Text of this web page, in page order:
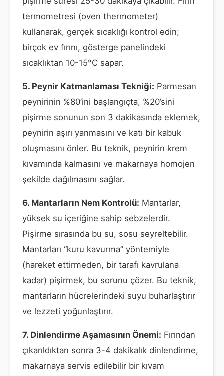
termometresi (oven thermometer)
kullanarak, gerçek sıcaklığı kontrol edin;
birçok ev fırını, gösterge panelindeki
sıcaklıktan 10-15°C sapar.
5. Peynir Katmanlaması Tekniği: Parmesan
peynirinin %80’ini başlangıçta, %20’sini
pişirme sonunun son 3 dakikasında eklemek,
peynirin aşırı yanmasını ve katı bir kabuk
oluşmasını önler. Bu teknik, peynirin krem
kıvamında kalmasını ve makarnaya homojen
şekilde dağılmasını sağlar.
6. Mantarların Nem Kontrolü: Mantarlar,
yüksek su içeriğine sahip sebzelerdir.
Pişirme sırasında bu su, sosu seyreltebilir.
Mantarları “kuru kavurma” yöntemiyle
(hareket ettirmeden, bir tarafı kavrulana
kadar) pişirmek, bu sorunu çözer. Bu teknik,
mantarların hücrelerindeki suyu buharlaştırır
ve lezzeti yoğunlaştırır.
7. Dinlendirme Aşamasının Önemi: Fırından
çıkarıldıktan sonra 3-4 dakikalık dinlendirme,
makarnaya servis edilebilir bir kıvam